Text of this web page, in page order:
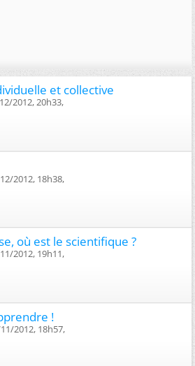
et collective
2012, 20h33,
2012, 18h38,
où est le scientifique ?
2012, 19h11,
!
2012, 18h57,